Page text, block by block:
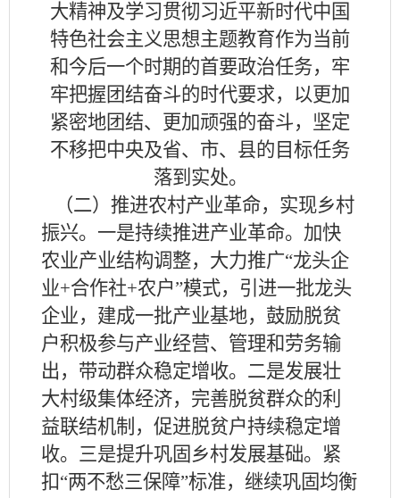
大精神及学习贯彻习近平新时代中国
特色社会主义思想主题教育作为当前
和今后一个时期的首要政治任务，牢
牢把握团结奋斗的时代要求，以更加
紧密地团结、更加顽强的奋斗，坚定
不移把中央及省、市、县的目标任务
落到实处。
（二）推进农村产业革命，实现乡村
振兴。一是持续推进产业革命。加快
农业产业结构调整，大力推广“龙头企
业+合作社+农户”模式，引进一批龙头
企业，建成一批产业基地，鼓励脱贫
户积极参与产业经营、管理和劳务输
出，带动群众稳定增收。二是发展壮
大村级集体经济，完善脱贫群众的利
益联结机制，促进脱贫户持续稳定增
收。三是提升巩固乡村发展基础。紧
扣“两不愁三保障”标准，继续巩固均衡